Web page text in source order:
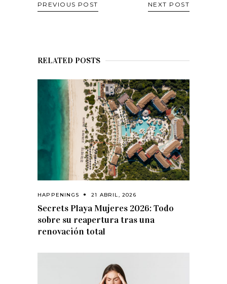
PREVIOUS POST NEXT POST
RELATED POSTS
HAPPENINGS 21 ABRIL, 2026
Secrets Playa Mujeres 2026: Todo
sobre su reapertura tras una
renovación total